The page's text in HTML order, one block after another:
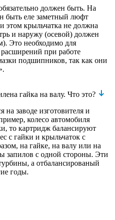
должен быть. На
быть еле заметный люфт
этом крыльчатка не должна
и наружу (осевой) должен
Это необходимо для
при работе
подшипников, так как они
гайка на валу. Что это?
заводе изготовителя и
колесо автомобиля
то картридж балансируют
с гайки и крыльчаток с
на гайке, на валу или на
запилов с одной стороны. Эти
а отбалансированый
годы.